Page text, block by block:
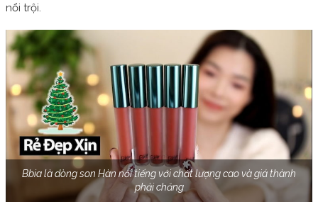
nổi trội.
Bbia là dòng son Hàn nổi tiếng với chất lượng cao và giá thành
phải chăng